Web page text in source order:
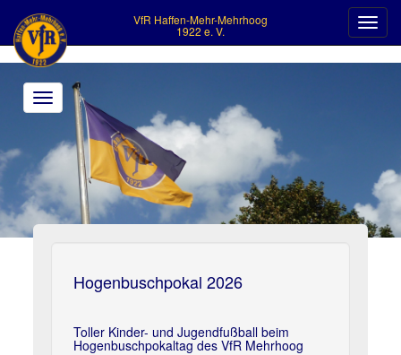
VfR Haffen-Mehr-Mehrhoog
1922 e. V.
Toggle
navigation
Hogenbuschpokal 2026
Toller Kinder- und Jugendfußball beim
Hogenbuschpokaltag des VfR Mehrhoog